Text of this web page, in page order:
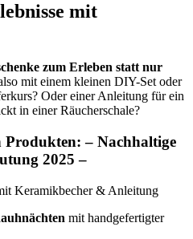
mit
zum Erleben statt nur
mit einem kleinen DIY-Set oder
Oder einer Anleitung für ein
in einer Räucherschale?
Produkten: – Nachhaltige
2025 –
Keramikbecher & Anleitung
mit handgefertigter